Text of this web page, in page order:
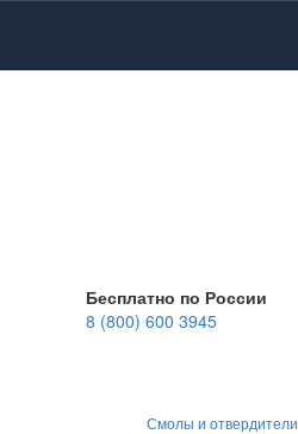
Бесплатно по России
8 (800) 600 3945
Смолы и отвердители